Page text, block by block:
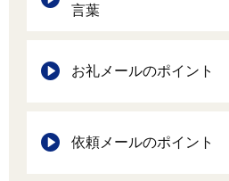
言葉
お礼メールのポイント
依頼メールのポイント